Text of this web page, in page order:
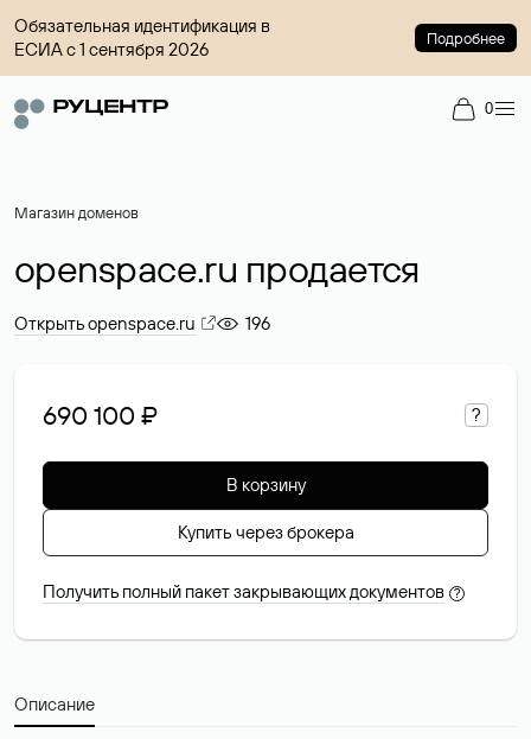
Обязательная идентификация в
ЕСИА с 1 сентября 2026
Подробнее
0
Магазин доменов
openspace.ru продается
Открыть openspace.ru 196
690 100 ₽ ?
В корзину
Купить через брокера
Получить полный пакет закрывающих документов ?
Описание